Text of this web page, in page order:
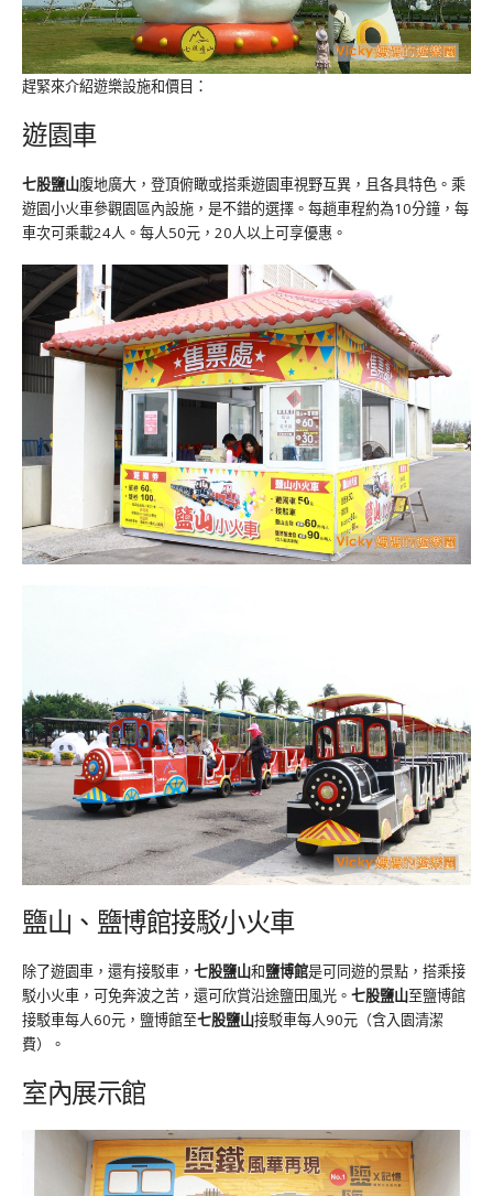
趕緊來介紹遊樂設施和價目：
遊園車
七股鹽山腹地廣大，登頂俯瞰或搭乘遊園車視野互異，且各具特色。乘
遊園小火車參觀園區內設施，是不錯的選擇。每趟車程約為10分鐘，每
車次可乘載24人。每人50元，20人以上可享優惠。
鹽山、鹽博館接駁小火車
除了遊園車，還有接駁車， 七股鹽山和鹽博館是可同遊的景點，搭乘接
駁小火車，可免奔波之苦，還可欣賞沿途鹽田風光。 七股鹽山至鹽博館
接駁車每人60元，鹽博館至七股鹽山接駁車每人90元（含入園清潔
費）。
室內展示館